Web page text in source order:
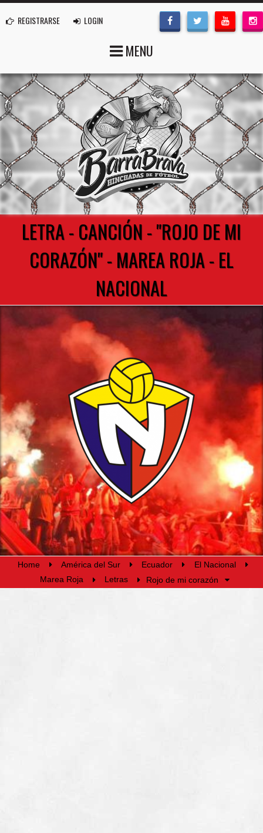
REGISTRARSE LOGIN
MENU
LETRA - CANCIÓN - "ROJO DE MI
CORAZÓN" - MAREA ROJA - EL
NACIONAL
Home América del Sur Ecuador
El Nacional
Marea Roja
Letras Rojo de mi corazón